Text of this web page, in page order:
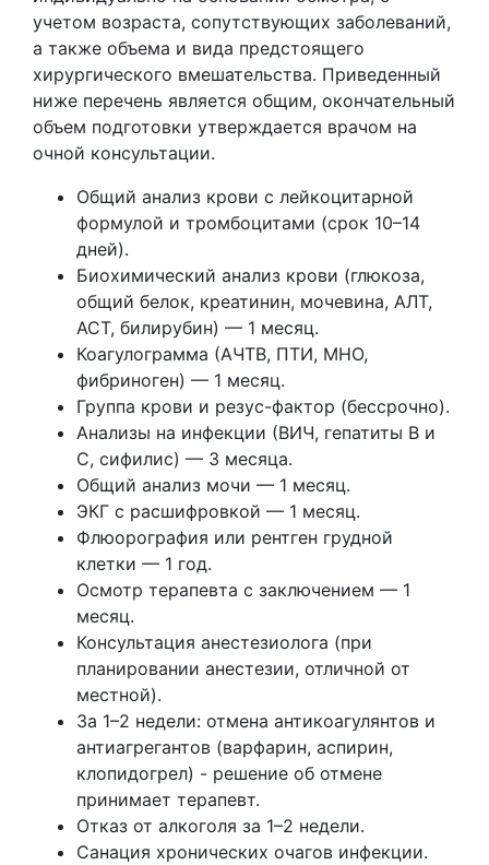
учетом возраста, сопутствующих заболеваний,
а также объема и вида предстоящего
хирургического вмешательства. Приведенный
ниже перечень является общим, окончательный
объем подготовки утверждается врачом на
очной консультации.
Общий анализ крови с лейкоцитарной
формулой и тромбоцитами (срок 10–14
дней).
Биохимический анализ крови (глюкоза,
общий белок, креатинин, мочевина, АЛТ,
АСТ, билирубин) — 1 месяц.
Коагулограмма (АЧТВ, ПТИ, МНО,
фибриноген) — 1 месяц.
Группа крови и резус-фактор (бессрочно).
Анализы на инфекции (ВИЧ, гепатиты В и
С, сифилис) — 3 месяца.
Общий анализ мочи — 1 месяц.
ЭКГ с расшифровкой — 1 месяц.
Флюорография или рентген грудной
клетки — 1 год.
Осмотр терапевта с заключением — 1
месяц.
Консультация анестезиолога (при
планировании анестезии, отличной от
местной).
За 1–2 недели: отмена антикоагулянтов и
антиагрегантов (варфарин, аспирин,
клопидогрел) - решение об отмене
принимает терапевт.
Отказ от алкоголя за 1–2 недели.
Санация хронических очагов инфекции.